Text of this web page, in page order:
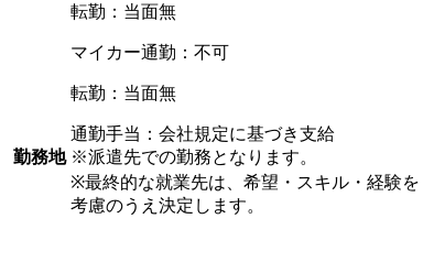
勤務地
転勤：当面無
マイカー通勤：不可
転勤：当面無
通勤手当：会社規定に基づき支給
※派遣先での勤務となります。
※最終的な就業先は、希望・スキル・経験を
考慮のうえ決定します。